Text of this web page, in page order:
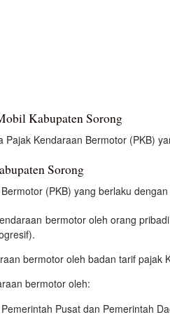
Kabupaten Sorong
Pajak Kendaraan Bermotor (PKB)
Sorong
(PKB) yang berlaku
bermotor oleh orang
bermotor oleh badan tarif pajak
bermotor oleh:
Pusat dan Pemerintah